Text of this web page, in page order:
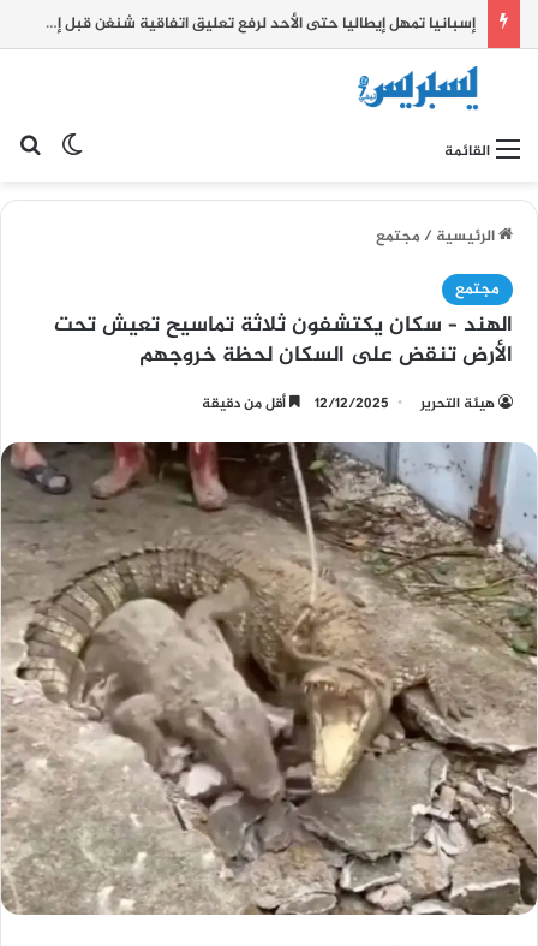
إسبانيا تمهل إيطاليا حتى الأحد لرفع تعليق اتفاقية شنغن قبل إتخاذ إجراءات مضادة.
القائمة
الرئيسية/مجتمع
مجتمع
الهند – سكان يكتشفون ثلاثة تماسيح تعيش تحت
الأرض تنقض على السكان لحظة خروجهم
هيئة التحرير 12/12/2025 أقل من دقيقة